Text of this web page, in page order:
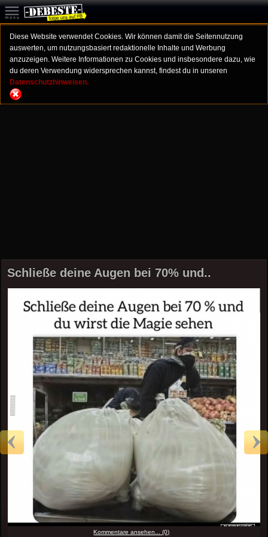
Diese Website verwendet Cookies. Wir können damit die Seitennutzung
auswerten, um nutzungsbasiert redaktionelle Inhalte und Werbung
anzuzeigen. Weitere Informationen zu Cookies und insbesondere dazu, wie
du deren Verwendung widersprechen kannst, findest du in unseren
Datenschutzhinweisen.
Schließe deine Augen bei 70% und..
Kommentare ansehen... (0)